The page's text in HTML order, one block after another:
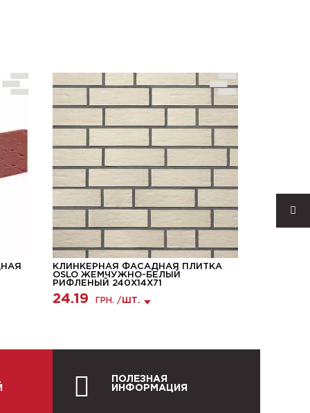
КЛИНКЕРНАЯ ФАСАДНАЯ ПЛИТКА
OSLO ЖЕМЧУЖНО-БЕЛЫЙ
РИФЛЕНЫЙ 240Х14Х71
24.19 ГРН. / ШТ.
ПОЛЕЗНАЯ
ИНФОРМАЦИЯ